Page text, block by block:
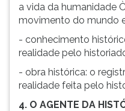
Pressione
ouvir
essa
instrução
novamente.
a vida da humanidade
movimento do mundo
- conhecimento
realidade pelo
- obra histórica: o
realidade feita pelo
4. O AGENTE DA